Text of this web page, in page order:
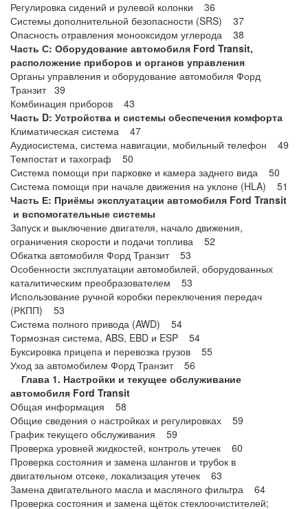
Регулировка сидений и рулевой колонки 36
Системы дополнительной безопасности (SRS) 37
Опасность отравления монооксидом углерода 38
Часть С: Оборудование автомобиля Ford Transit,
расположение приборов и органов управления
Органы управления и оборудование автомобиля Форд
Транзит 39
Комбинация приборов 43
Часть D: Устройства и системы обеспечения комфорта
Климатическая система 47
Аудиосистема, система навигации, мобильный телефон 49
Темпостат и тахограф 50
Система помощи при парковке и камера заднего вида 50
Система помощи при начале движения на уклоне (HLA) 51
Часть Е: Приёмы эксплуатации автомобиля Ford Transit
и вспомогательные системы
Запуск и выключение двигателя, начало движения,
ограничения скорости и подачи топлива 52
Обкатка автомобиля Форд Транзит 53
Особенности эксплуатации автомобилей, оборудованных
каталитическим преобразователем 53
Использование ручной коробки переключения передач
(РКПП) 53
Система полного привода (AWD) 54
Тормозная система, ABS, EBD и ESP 54
Буксировка прицепа и перевозка грузов 55
Уход за автомобилем Форд Транзит 56
Глава 1. Настройки и текущее обслуживание
автомобиля Ford Transit
Общая информация 58
Общие сведения о настройках и регулировках 59
График текущего обслуживания 59
Проверка уровней жидкостей, контроль утечек 60
Проверка состояния и замена шлангов и трубок в
двигательном отсеке, локализация утечек 63
Замена двигательного масла и масляного фильтра 64
Проверка состояния и замена щёток стеклоочистителей;